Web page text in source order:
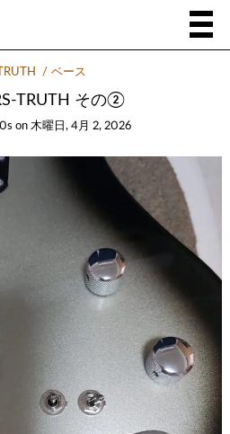
ベース
TRUTH その②
on 木曜日, 4月 2, 2026